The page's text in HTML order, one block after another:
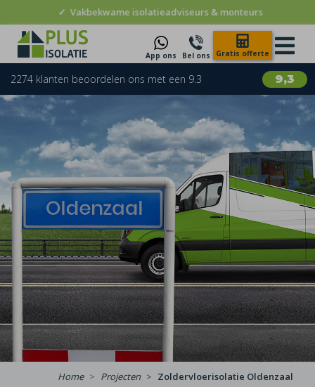
✓ Vakbekwame isolatieadviseurs & monteurs
App ons Bel ons Gratis offerte
9,3
2274 klanten beoordelen ons met een 9.3
Home Projecten Zoldervloerisolatie Oldenzaal